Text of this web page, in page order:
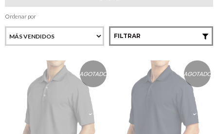
Ordenar por
FILTRAR
AGOTADO AGOTADO